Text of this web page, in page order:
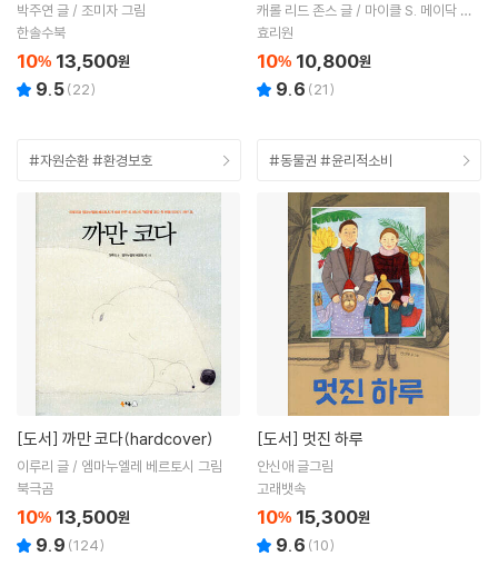
박주연 글 / 조미자 그림
한솔수북
10% 13,500원
9.5(22)
캐롤 리드 존스 글 / 마이클 S. 메이닥 그
림 / 강계식 역
효리원
10% 10,800원
9.6 (21)
#자원순환 #환경보호
[도서] 까만 코다(hardcover)
이루리 글 / 엠마누엘레 베르토시 그림
북극곰
10% 13,500원
9.9 (124)
#동물권 #윤리적소비
[도서] 멋진 하루
안신애 글그림
고래뱃속
10% 15,300원
9.6 (10)